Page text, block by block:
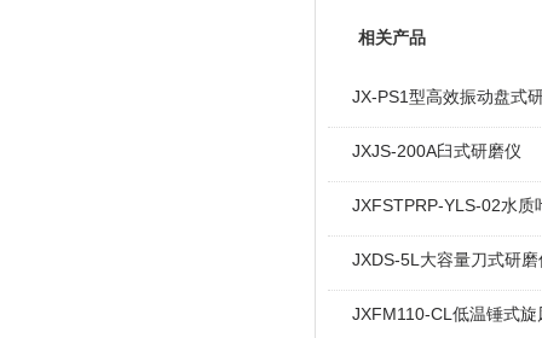
相关产品
JX-PS1型高效振动盘式
JXJS-200A臼式研磨仪
JXFSTPRP-YLS-02水质
JXDS-5L大容量刀式研磨
JXFM110-CL低温锤式旋